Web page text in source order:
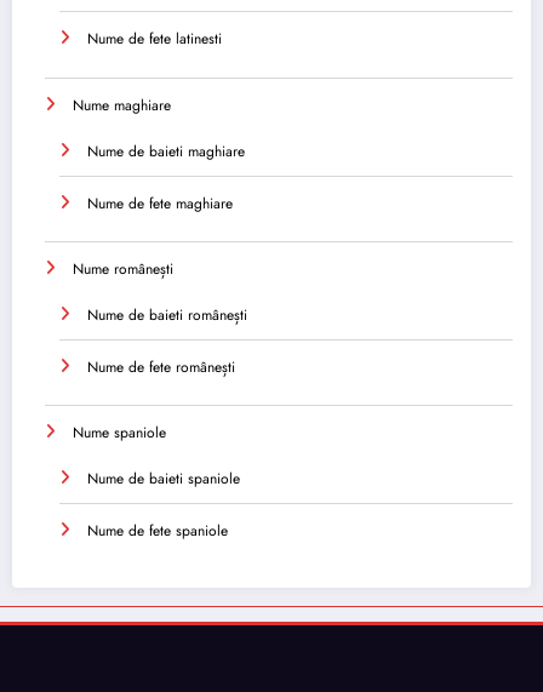
Nume de fete latinesti
Nume maghiare
Nume de baieti maghiare
Nume de fete maghiare
Nume românești
Nume de baieti românești
Nume de fete românești
Nume spaniole
Nume de baieti spaniole
Nume de fete spaniole